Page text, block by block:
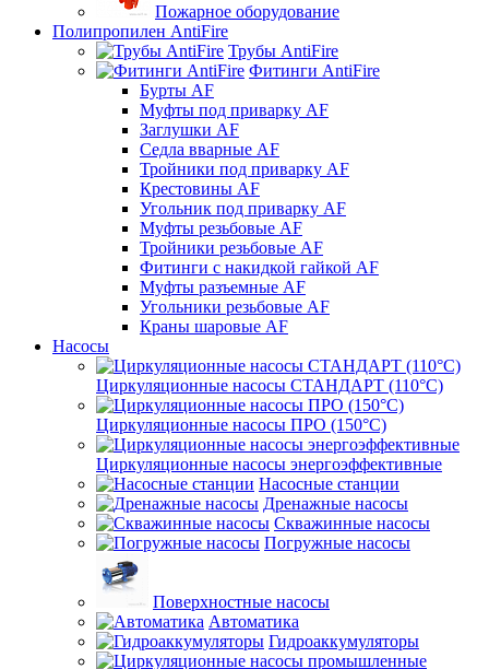
Пожарное оборудование
Полипропилен AntiFire
Трубы AntiFire
Фитинги AntiFire
Бурты AF
Муфты под приварку AF
Заглушки AF
Седла вварные AF
Тройники под приварку AF
Крестовины AF
Угольник под приварку AF
Муфты резьбовые AF
Тройники резьбовые AF
Фитинги с накидкой гайкой AF
Муфты разъемные AF
Угольники резьбовые AF
Краны шаровые AF
Насосы
Циркуляционные насосы СТАНДАРТ (110°C)
Циркуляционные насосы ПРО (150°C)
Циркуляционные насосы энергоэффективные
Насосные станции
Дренажные насосы
Скважинные насосы
Погружные насосы
Поверхностные насосы
Автоматика
Гидроаккумуляторы